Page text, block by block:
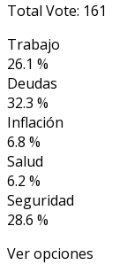
Total Vote: 161
Trabajo
26.1 %
Deudas
32.3 %
Inflación
6.8 %
Salud
6.2 %
Seguridad
28.6 %
Ver opciones